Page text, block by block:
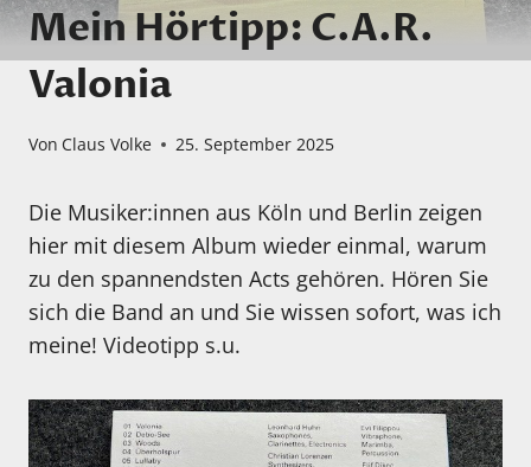
Mein Hörtipp: C.A.R.
Valonia
Von Claus Volke 25. September 2025
Die Musiker:innen aus Köln und Berlin zeigen
hier mit diesem Album wieder einmal, warum
zu den spannendsten Acts gehören. Hören Sie
sich die Band an und Sie wissen sofort, was ich
meine! Videotipp s.u.